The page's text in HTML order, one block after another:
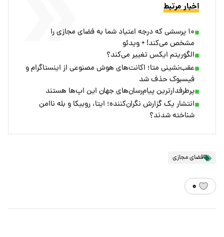
اخبار مرتبط
۱۰ پرسشی که درجه اعتیاد شما به فضای مجازی را
مشخص می‌کند! + ویدئو
الگوریتم ایکس تغییر می‌کند؟
عقب‌نشینی متا؛ اکانت‌های هوش مصنوعی از اینستاگرام و
فیسبوک حذف شد
پرطرفدارترین پیام‌رسان‌های جهان این اپ‌ها هستند
انتشار یک گزارش نگران‌کننده؛ ایتا، روبیکا و بله ناامن
شناخته شدند؟
فضای مجازی
۰